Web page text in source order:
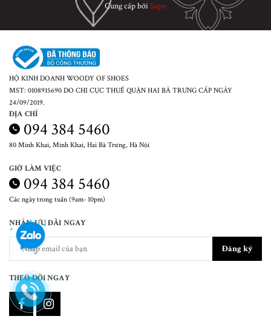
Cung cấp bởiSapo
HỘ KINH DOANH WOODY OF SHOES
MST: 0108915690 DO CHI CỤC THUẾ QUẬN HAI BÀ TRƯNG CẤP NGÀY
24/09/2019.
ĐỊA CHỈ
094 384 5460
80 Minh Khai, Minh Khai, Hai Bà Trưng, Hà Nội
GIỜ LÀM VIỆC
094 384 5460
Các ngày trong tuần (9am- 10pm)
NHẬN ƯU ĐÃI NGAY
Đăng ký
THEO DÕI NGAY